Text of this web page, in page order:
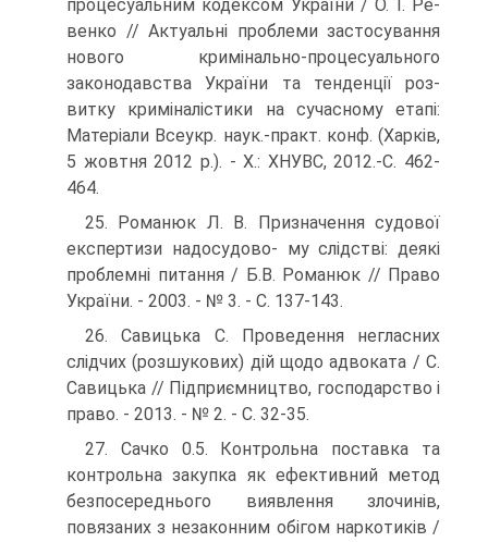
процесуальним кодексом України / О. І. Ре­
венко // Актуальні проблеми застосування
нового криміналь­но-процесуального
законодавства України та тенденції роз­
витку криміналістики на сучасному етапі:
Матеріали Всеукр. наук.-практ. конф. (Харків,
5 жовтня 2012 p.). - X.: ХНУВС, 2012.-С. 462-
464.
25. Романюк Л. В. Призначення судової
експертизи надосудово- му слідстві: деякі
проблемні питання / Б.В. Романюк // Право
України. - 2003. - № 3. - С. 137-143.
26. Савицька С. Проведення негласних
слідчих (розшукових) дій щодо адвоката / С.
Савицька // Підприємництво, господарство і
право. - 2013. - № 2. - С. 32-35.
27. Сачко 0.5. Контрольна поставка та
контрольна закупка як ефективний метод
безпосереднього виявлення злочинів,
повязаних з незаконним обігом наркотиків /